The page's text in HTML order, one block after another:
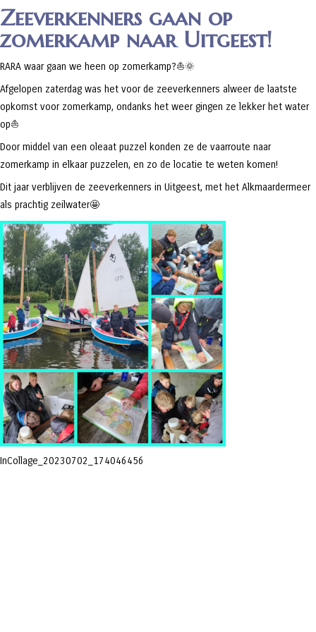
Zeeverkenners gaan op
zomerkamp naar Uitgeest!
RARA waar gaan we heen op zomerkamp?⛵️🌞
Afgelopen zaterdag was het voor de zeeverkenners alweer de laatste
opkomst voor zomerkamp, ondanks het weer gingen ze lekker het water
op⛵️
Door middel van een oleaat puzzel konden ze de vaarroute naar
zomerkamp in elkaar puzzelen, en zo de locatie te weten komen!
Dit jaar verblijven de zeeverkenners in Uitgeest, met het Alkmaardermeer
als prachtig zeilwater🤩
InCollage_20230702_174046456